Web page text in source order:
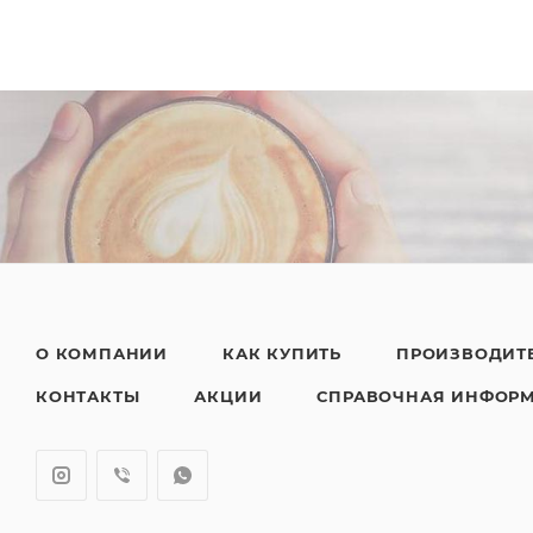
О КОМПАНИИ КАК КУПИТЬ
КОНТАКТЫ АКЦИИ СПРАВОЧНАЯ